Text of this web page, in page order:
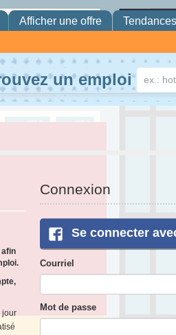
Afficher une offre Tendances
un emploi
afin
jour
Connexion
Se connecter
Courriel
Mot de passe